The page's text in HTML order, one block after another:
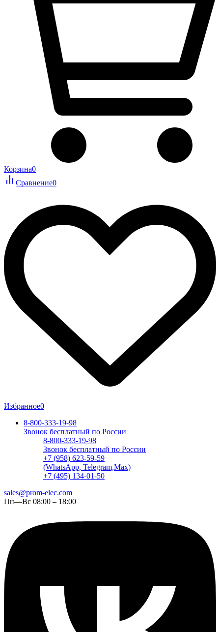
Корзина0
Сравнение0
Избранное0
8-800-333-19-98
Звонок бесплатный по России
8-800-333-19-98
Звонок бесплатный по России
+7 (958) 623-59-59
(WhatsApp, Telegram,Max)
+7 (495) 134-01-50
sales@prom-elec.com
Пн—Вс 08:00 – 18:00